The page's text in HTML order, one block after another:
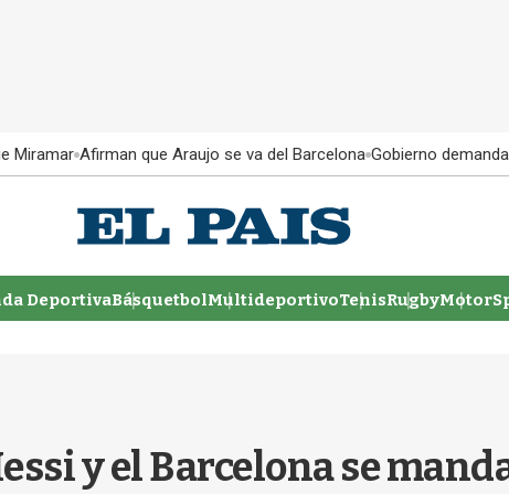
Miramar Afirman que Araujo se va del Barcelona Gobierno
DeportivaBásquetbolMultideportivoTenisRugby
y el Barcelona se